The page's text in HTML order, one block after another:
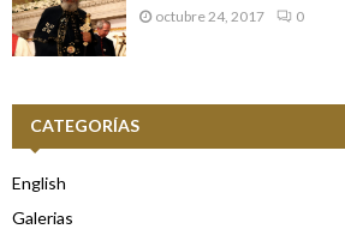
octubre 24, 2017 0
CATEGORÍAS
English
Galerias